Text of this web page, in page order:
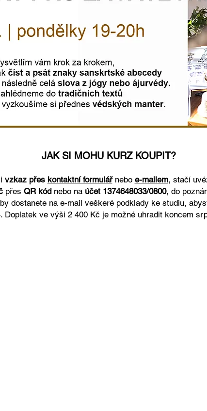
JAK SI MOHU KURZ KOUPIT?
vzkaz přes kontaktní formulářnebo e-mailem, stačí
přes QR kód nebo na účet 1374648033/0800, do
dostanete na e-mail veškeré podklady ke studiu,
Doplatek ve výši 2 400 Kč je možné uhradit koncem